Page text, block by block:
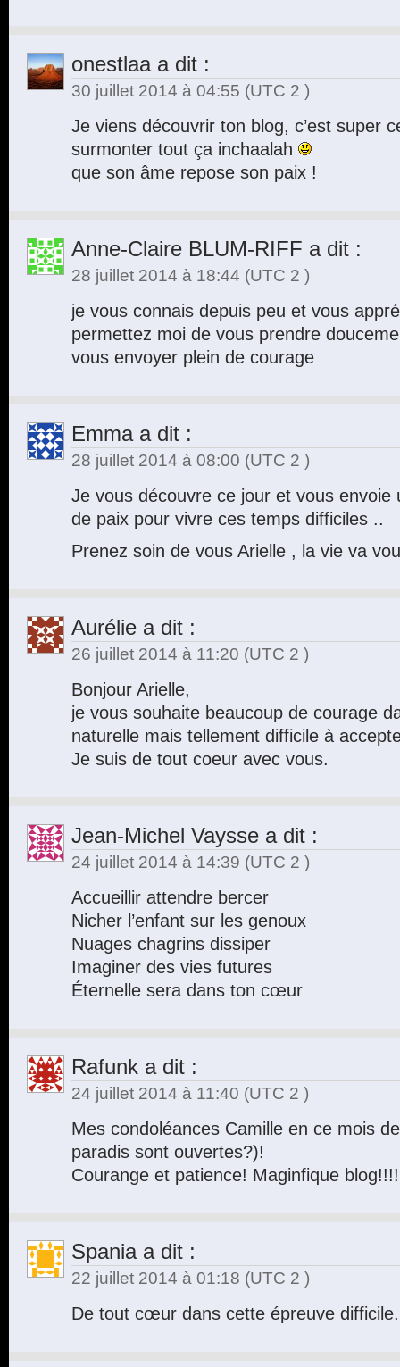
onestlaaa dit :
30 juillet 2014 à 04:55 (UTC 2 )
Je viens découvrir ton blog, c’est super
surmonter tout ça inchaalah
que son âme repose son paix !
Anne-Claire BLUM-RIFF a dit :
28 juillet 2014 à 18:44 (UTC 2 )
je vous connais depuis peu et vous
permettez moi de vous prendre
vous envoyer plein de courage
Emmaa dit :
28 juillet 2014 à 08:00 (UTC 2 )
Je vous découvre ce jour et vous envoie
de paix pour vivre ces temps difficiles ..
Prenez soin de vous Arielle , la vie va
Aurélie a dit :
26 juillet 2014 à 11:20 (UTC 2 )
Bonjour Arielle,
je vous souhaite beaucoup de courage
naturelle mais tellement difficile à
Je suis de tout coeur avec vous.
Jean-Michel Vaysse a dit :
24 juillet 2014 à 14:39 (UTC 2 )
Accueillir attendre bercer
Nicher l’enfant sur les genoux
Nuages chagrins dissiper
Imaginer des vies futures
Éternelle sera dans ton cœur
Rafunk a dit :
24 juillet 2014 à 11:40 (UTC 2 )
Mes condoléances Camille en ce mois
paradis sont ouvertes?)!
Courange et patience! Maginfique blog!!!!
Spaniaa dit :
22 juillet 2014 à 01:18 (UTC 2 )
De tout cœur dans cette épreuve